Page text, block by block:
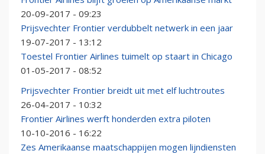
20-09-2017 - 09:23
Prijsvechter Frontier verdubbelt netwerk in een jaar
19-07-2017 - 13:12
Toestel Frontier Airlines tuimelt op staart in Chicago
01-05-2017 - 08:52
Prijsvechter Frontier breidt uit met elf luchtroutes
26-04-2017 - 10:32
Frontier Airlines werft honderden extra piloten
10-10-2016 - 16:22
Zes Amerikaanse maatschappijen mogen lijndiensten